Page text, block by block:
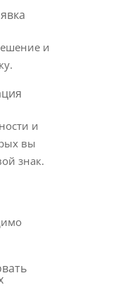
и
и
вы
знак.